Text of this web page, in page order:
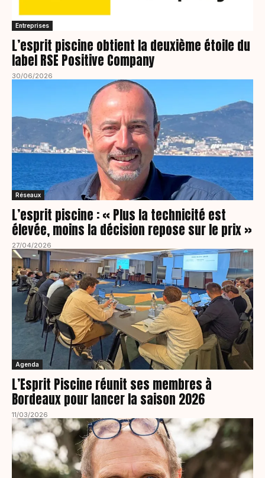
Entreprises
L’esprit piscine obtient la deuxième étoile du
label RSE Positive Company
30/06/2026
Réseaux
L’esprit piscine : « Plus la technicité est
élevée, moins la décision repose sur le prix »
27/04/2026
Agenda
L’Esprit Piscine réunit ses membres à
Bordeaux pour lancer la saison 2026
11/03/2026